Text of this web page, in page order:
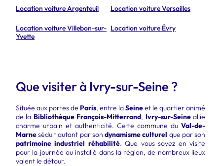
Location voiture Argenteuil Location voiture Versailles
Location voiture Villebon-sur-
Yvette
Location voiture Évry
Que visiter à Ivry-sur-Seine ?
Située aux portes de Paris, entre laSeineet le quartier animé
de la Bibliothèque François-Mitterrand, Ivry-sur-Seineallie
charme urbain et authenticité. Cette commune du Val-de-
Marneséduit autant par sondynamisme culturel que par son
patrimoine industriel réhabilité. Que vous soyez en visite
pour la journée ou installé dans la région, de nombreux lieux
valent le détour.